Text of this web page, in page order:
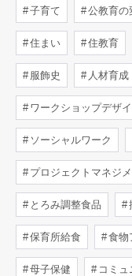
子育て 公教育の
住まい 住教育
服飾史 人材育成
ワークショップデザ
ソーシャルワーク
プロジェクトマネジメ
とろみ調整食品
保育所給食 食物
母子保健 コミュ